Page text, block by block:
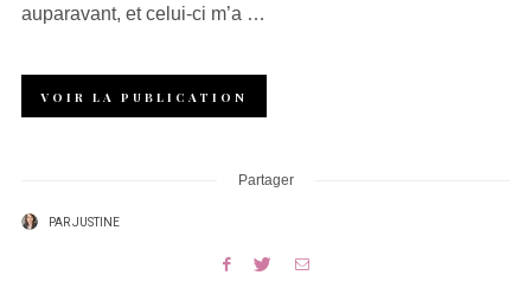
auparavant, et celui-ci m’a …
VOIR LA PUBLICATION
Partager
PARJUSTINE